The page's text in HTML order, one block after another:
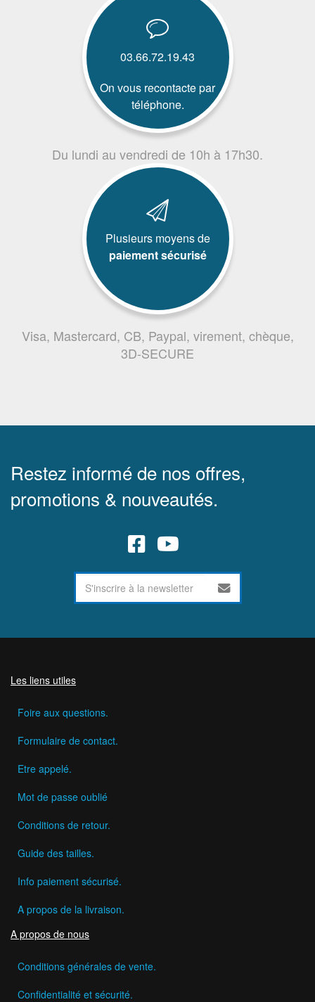
03.66.72.19.43
On vous recontacte par
téléphone.
Du lundi au vendredi de 10h à 17h30.
Plusieurs moyens de
paiement sécurisé
Visa, Mastercard, CB, Paypal, virement, chèque,
3D-SECURE
Restez informé de nos offres,
promotions & nouveautés.
Les liens utiles
Foire aux questions.
Formulaire de contact.
Etre appelé.
Mot de passe oublié
Conditions de retour.
Guide des tailles.
Info paiement sécurisé.
A propos de la livraison.
A propos de nous
Conditions générales de vente.
Confidentialité et sécurité.